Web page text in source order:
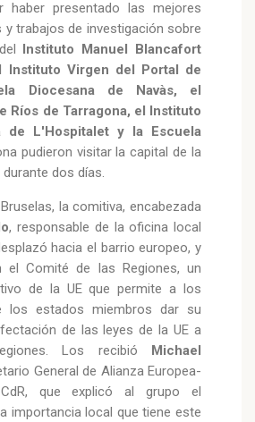
haber presentado las mejores
trabajos de investigación sobre
Instituto Manuel Blancafort
Instituto Virgen del Portal de
Diocesana de Navàs, el
Ríos de Tarragona, el Instituto
de L'Hospitalet y la Escuela
pudieron visitar la capital de la
dos días.
la comitiva, encabezada
, responsable de la oficina local
hacia el barrio europeo, y
el Comité de las Regiones, un
de la UE que permite a los
los estados miembros dar su
de las leyes de la UE a
Los recibió
Michael
General de Alianza Europea-
que explicó al grupo el
importancia local que tiene este